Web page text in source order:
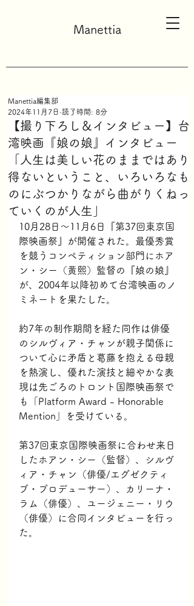
Manettia
【撮り下ろし＆インタビュー】台
湾映画『娘の娘』インタビュー
「人生は美しい花のままではあり
得ないということ、いろいろなも
のにぶつかりながら曲がりくねっ
ていくのが人生」
Manettia編集部
2024年11月7日 読了時間: 8分
10月28日～11月6日『第37回東京国
際映画祭』が開催された。最優秀賞
を競うコンペティション部門にホア
ン・シー（黄熙）監督の『娘の娘』
が、2004年以降初めて台湾映画のノ
ミネートを果たした。
約7年の制作期間を経た同作は俳優
のシルヴィア・チャンが親子関係に
ついて心に矛盾と葛藤を抱える母親
を熱演し、優れた演技と細やかな表
現は先ごろのトロント国際映画祭で
も「Platform Award - Honorable
Mention」を受けている。
第37回東京国際映画祭に合わせ来日
した ホアン・シー（監督）、シルヴ
ィア・チャン（俳優/エグゼクティ
ブ・プロデューサー）、カリーナ・
ラム（俳優）、ユージェニー・リウ
（俳優）に合同インタビューを行っ
た。